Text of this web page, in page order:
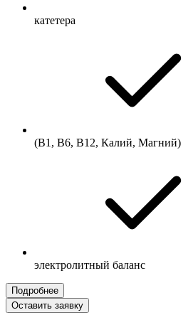
катетера
(В1, В6, В12, Калий, Магний)
электролитный баланс
Подробнее
Оставить заявку